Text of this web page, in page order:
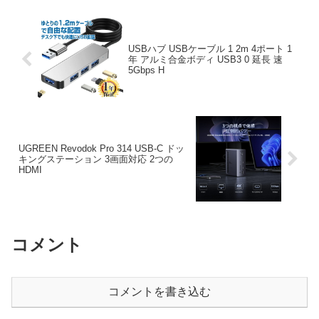
USBハブ USBケーブル 1 2m 4ポート 1
年 アルミ合金ボディ USB3 0 延長 速
5Gbps H
UGREEN Revodok Pro 314 USB-C ドッ
キングステーション 3画面対応 2つの
HDMI
コメント
コメントを書き込む